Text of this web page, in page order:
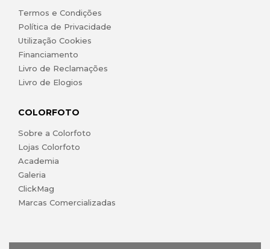
Termos e Condições
Política de Privacidade
Utilização Cookies
Financiamento
Livro de Reclamações
Livro de Elogios
COLORFOTO
Sobre a Colorfoto
Lojas Colorfoto
Academia
Galeria
ClickMag
Marcas Comercializadas